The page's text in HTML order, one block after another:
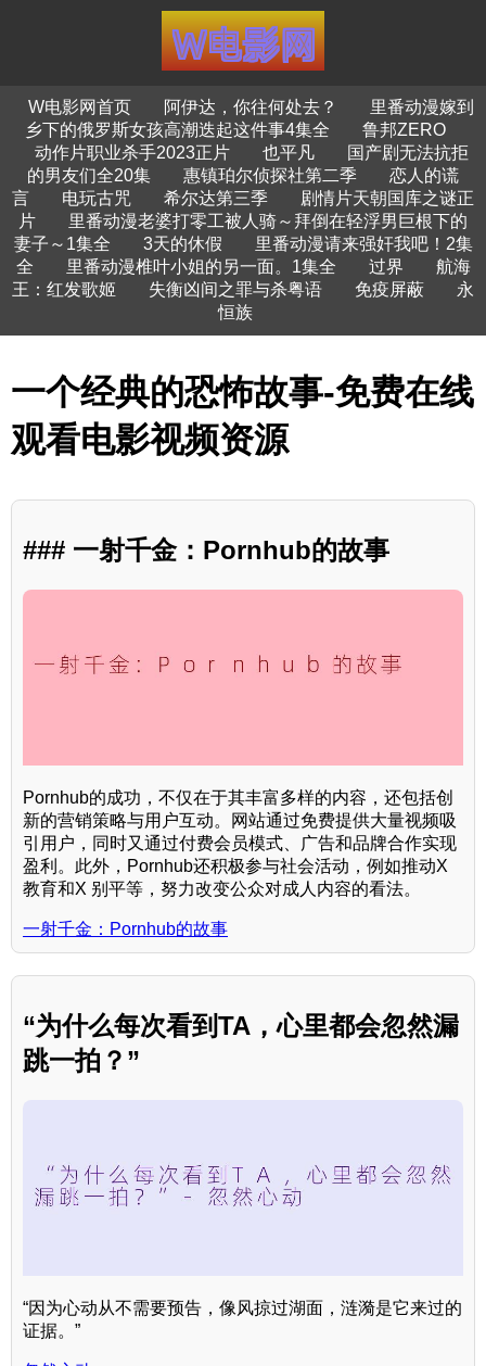
W电影网首页 阿伊达，你往何处去？
里番动漫嫁到
乡下的俄罗斯女孩高潮迭起这件事4集全
鲁邦ZERO
动作片职业杀手2023正片
也平凡
国产剧无法抗拒
的男友们全20集
惠镇珀尔侦探社第二季
恋人的谎
言
电玩古咒 希尔达第三季
剧情片天朝国库之谜正
片
里番动漫老婆打零工被人骑～拜倒在轻浮男巨根下的
妻子～1集全
3天的休假
里番动漫请来强奸我吧！2集
全
里番动漫椎叶小姐的另一面。1集全 过界
航海
王：红发歌姬
失衡凶间之罪与杀粤语 免疫屏蔽
永
恒族
一个经典的恐怖故事-免费在线
观看电影视频资源
### 一射千金：Pornhub的故事
Pornhub的成功，不仅在于其丰富多样的内容，还包括创
新的营销策略与用户互动。网站通过免费提供大量视频吸
引用户，同时又通过付费会员模式、广告和品牌合作实现
盈利。此外，Pornhub还积极参与社会活动，例如推动X
教育和X 别平等，努力改变公众对成人内容的看法。
一射千金：Pornhub的故事
“为什么每次看到TA，心里都会忽然漏
跳一拍？”
“因为心动从不需要预告，像风掠过湖面，涟漪是它来过的
证据。”